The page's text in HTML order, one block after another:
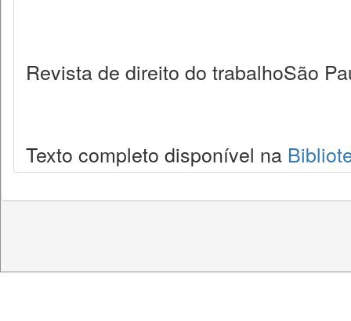
Revista de direito do trabalhoSão
Texto completo disponível na